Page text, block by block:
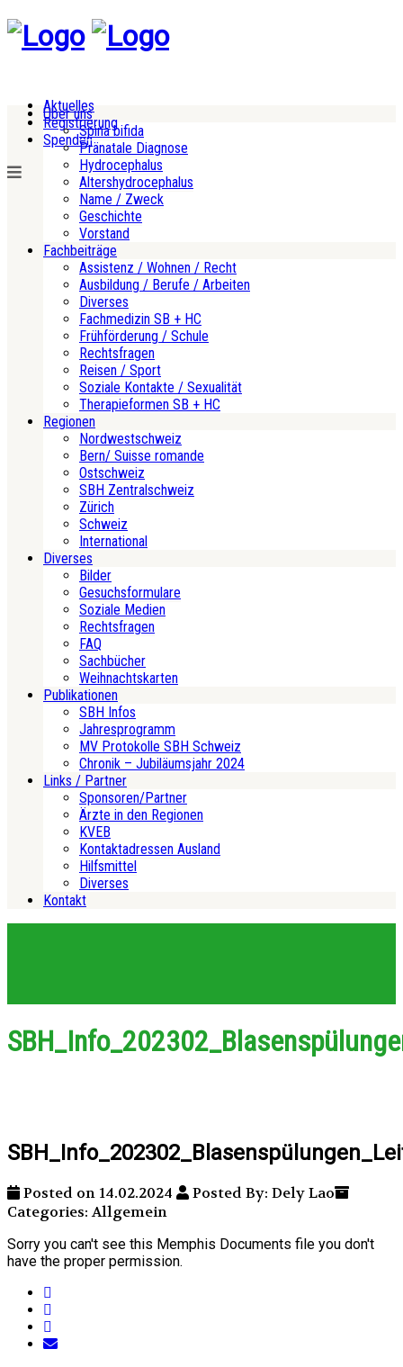
Aktuelles
Registrierung
Spenden
Über uns
Spina bifida
Pränatale Diagnose
Hydrocephalus
Altershydrocephalus
Name / Zweck
Geschichte
Vorstand
Fachbeiträge
Assistenz / Wohnen / Recht
Ausbildung / Berufe / Arbeiten
Diverses
Fachmedizin SB + HC
Frühförderung / Schule
Rechtsfragen
Reisen / Sport
Soziale Kontakte / Sexualität
Therapieformen SB + HC
Regionen
Nordwestschweiz
Bern/ Suisse romande
Ostschweiz
SBH Zentralschweiz
Zürich
Schweiz
International
Diverses
Bilder
Gesuchsformulare
Soziale Medien
Rechtsfragen
FAQ
Sachbücher
Weihnachtskarten
Publikationen
SBH Infos
Jahresprogramm
MV Protokolle SBH Schweiz
Chronik – Jubiläumsjahr 2024
Links / Partner
Sponsoren/Partner
Ärzte in den Regionen
KVEB
Kontaktadressen Ausland
Hilfsmittel
Diverses
Kontakt
Posted on 14.02.2024
Posted By: Dely Lao
Categories: Allgemein
Sorry you can't see this Memphis Documents file you don't
have the proper permission.